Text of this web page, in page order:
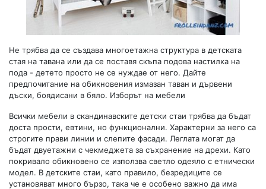
Не трябва да се създава многоетажна структура в детската
стая на тавана или да се поставя скъпа подова настилка на
пода - детето просто не се нуждае от него. Дайте
предпочитание на обикновения измазан таван и дървени
дъски, боядисани в бяло. Изборът на мебели
Всички мебели в скандинавските детски стаи трябва да бъдат
доста прости, евтини, но функционални. Характерни за него са
строгите прави линии и слепите фасади. Леглата могат да
бъдат двуетажни с чекмеджета за съхранение на дрехи. Като
покривало обикновено се използва светло одеяло с етнически
модел. В детските стаи, като правило, безредиците се
установяват много бързо, така че е особено важно да има